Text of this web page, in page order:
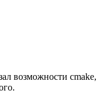
возможности cmake,